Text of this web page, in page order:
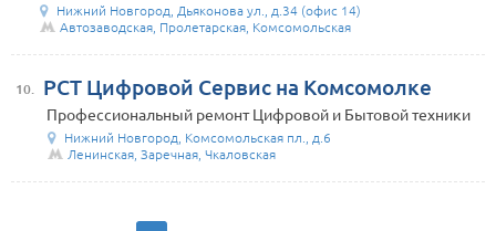
Нижний Новгород, Дьяконова ул., д.34 (офис 14)
Автозаводская, Пролетарская, Комсомольская
10. РСТ Цифровой Сервис на Комсомолке
Профессиональный ремонт Цифровой и Бытовой техники
Нижний Новгород, Комсомольская пл., д.6
Ленинская, Заречная, Чкаловская